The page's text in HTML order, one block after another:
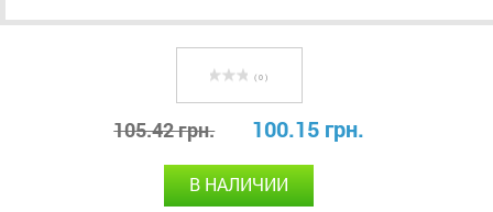
( 0 )
105.42 грн. 100.15 грн.
В НАЛИЧИИ